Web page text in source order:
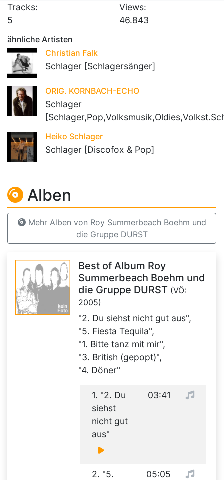
Tracks:
5
Views:
46.843
ähnliche Artisten
Christian Falk
Schlager [Schlagersänger]
ORIG. KORNBACH-ECHO
Schlager
Heiko Schlager
Schlager [Discofox & Pop]
Alben
Mehr Alben von Roy Summerbeach Boehm und
die Gruppe DURST
Best of Album Roy
Summerbeach Boehm und
die Gruppe DURST (VÖ:
2005)
"2. Du siehst nicht gut aus",
"5. Fiesta Tequila",
"1. Bitte tanz mit mir",
"3. British (gepopt)",
"4. Döner"
1. "2. Du
siehst
nicht gut
aus"
03:41
2. "5.
05:05